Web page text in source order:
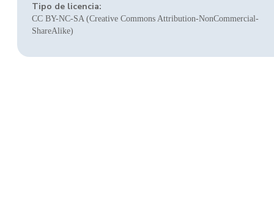
Tipo de licencia:
CC BY-NC-SA (Creative Commons Attribution-NonCommercial-
ShareAlike)